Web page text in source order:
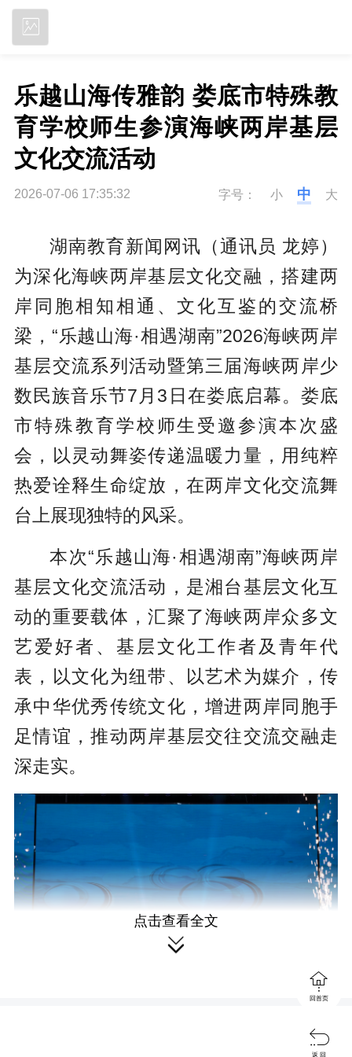
乐越山海传雅韵 娄底市特殊教
育学校师生参演海峡两岸基层
文化交流活动
2026-07-06 17:35:32 字号： 小 中 大
湖南教育新闻网讯（通讯员 龙婷）
为深化海峡两岸基层文化交融，搭建两
岸同胞相知相通、文化互鉴的交流桥
梁，“乐越山海·相遇湖南”2026海峡两岸
基层交流系列活动暨第三届海峡两岸少
数民族音乐节7月3日在娄底启幕。娄底
市特殊教育学校师生受邀参演本次盛
会，以灵动舞姿传递温暖力量，用纯粹
热爱诠释生命绽放，在两岸文化交流舞
台上展现独特的风采。
本次“乐越山海·相遇湖南”海峡两岸
基层文化交流活动，是湘台基层文化互
动的重要载体，汇聚了海峡两岸众多文
艺爱好者、基层文化工作者及青年代
表，以文化为纽带、以艺术为媒介，传
承中华优秀传统文化，增进两岸同胞手
足情谊，推动两岸基层交往交流交融走
深走实。
本次活动中，学校学子承担节目伴
点击查看全文


回首页

返 回